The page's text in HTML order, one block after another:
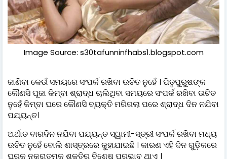
Image Source: s30tafunninfhabs1.blogspot.com
ଜାଣିବା କେଉଁ ସମୟରେ ସଂପର୍କ ରଖିବା ଉଚିତ ନୁହେଁ । ପିତୃପୁରୁଷଙ୍କ
କୌଣସି ପୂଜା କିମ୍ବା ଶ୍ରାଦ୍ଧ ଚାଲିଥିବା ସମୟରେ ସଂପର୍କ ରଖିବା ଉଚିତ
ନୁହେଁ କିମ୍ବା ଘରେ କୌଣସି ବ୍ୟକ୍ତି ମରିଗଲା ପରେ ଶ୍ରାଦ୍ଧ ଦିନ ନଯିବା
ପଯ୍ୟନ୍ତ।
ଅର୍ଥାତ ବାରଦିନ ନଯିବା ପଯ୍ୟନ୍ତ ସ୍ୱାମୀ-ସ୍ତ୍ରୀ ସଂପର୍କ ରଖିବା ମଧ୍ୟ
ଉଚିତ ନୁହେଁ ବୋଲି ଶାସ୍ତ୍ରରେ କୁହାଯାଇଛି । କାରଣ ଏହି ଦିନ ଗୁଡି଼କରେ
ଘରକୁ ନକରାତ୍ମକ ଶକ୍ତିର ବିଶେଷ ପ୍ରଭାବ ଥାଏ ।